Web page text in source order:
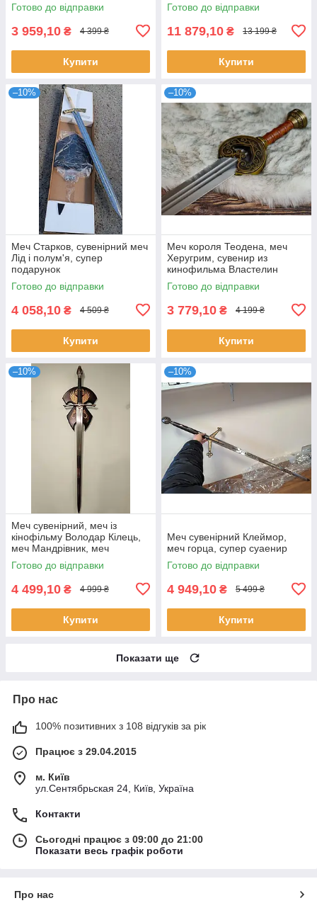
Готово до відправки
3 959,10 ₴ 4 399 ₴
Купити
Готово до відправки
11 879,10 ₴ 13 199 ₴
Купити
–10%
Меч Старков, сувенірний меч
Лід і полум'я, супер
подарунок
Готово до відправки
4 058,10 ₴ 4 509 ₴
Купити
–10%
Меч короля Теодена, меч
Херугрим, сувенир из
кинофильма Властелин
Колец
Готово до відправки
3 779,10 ₴ 4 199 ₴
Купити
–10%
Меч сувенірний, меч із
кінофільму Володар Кілець,
меч Мандрівник, меч
"Странника"
Готово до відправки
4 499,10 ₴ 4 999 ₴
Купити
–10%
Меч сувенірний Клеймор,
меч горца, супер суаенир
Готово до відправки
4 949,10 ₴ 5 499 ₴
Купити
Показати ще
Про нас
100% позитивних з 108 відгуків за рік
Працює з 29.04.2015
м. Київ
ул.Сентябрьская 24, Київ, Україна
Контакти
Сьогодні працює з 09:00 до 21:00
Показати весь графік роботи
Про нас